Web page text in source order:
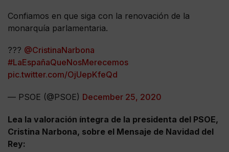
Confiamos en que siga con la renovación de la
monarquía parlamentaria.
??? @CristinaNarbona
#LaEspañaQueNosMerecemos
pic.twitter.com/OjUepKfeQd
— PSOE (@PSOE) December 25, 2020
Lea la valoración íntegra de la presidenta del PSOE,
Cristina Narbona, sobre el Mensaje de Navidad del
Rey: